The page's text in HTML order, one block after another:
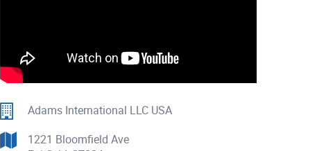
Adams International LLC USA
1221 Bloomfield Ave